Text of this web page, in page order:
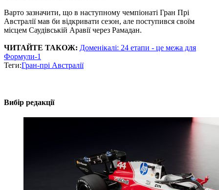
Варто зазначити, що в наступному чемпіонаті Гран Прі
Австралії мав би відкривати сезон, але поступився своїм
місцем Саудівській Аравії через Рамадан.
ЧИТАЙТЕ ТАКОЖ: Доменікалі: 24 етапи - це межа для
Формули-1
Теги:Гран-прі Австралії
Вибір редакції